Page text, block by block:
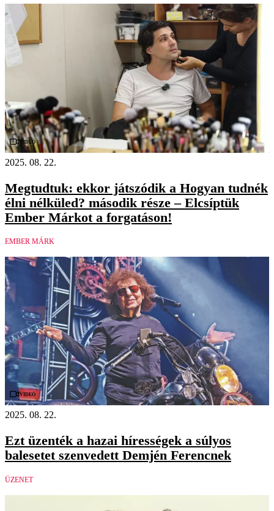
Videó
2025. 08. 22.
Megtudtuk: ekkor játszódik a Hogyan tudnék
élni nélküled? második része – Elcsíptük
Ember Márkot a forgatáson!
EMBER MÁRK
Videó
2025. 08. 22.
Ezt üzenték a hazai hírességek a súlyos
balesetet szenvedett Demjén Ferencnek
ÜZENET